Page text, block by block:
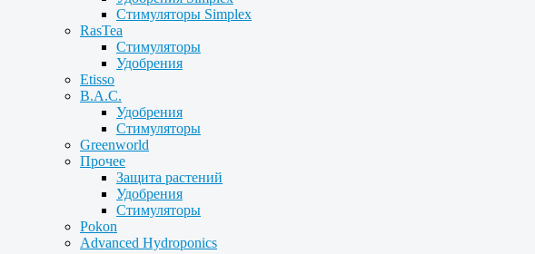
Стимуляторы Simplex
RasTea
Стимуляторы
Удобрения
Etisso
B.A.C.
Удобрения
Стимуляторы
Greenworld
Прочее
Защита растений
Удобрения
Стимуляторы
Pokon
Advanced Hydroponics